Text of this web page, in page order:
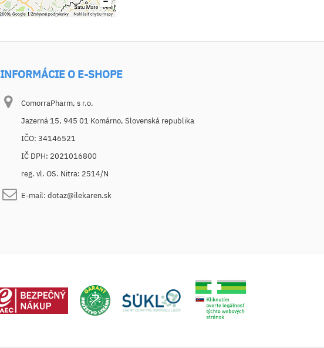
INFORMÁCIE O E-SHOPE
ComorraPharm, s r.o.
Jazerná 15, 945 01 Komárno, Slovenská republika
IČO: 34146521
IČ DPH: 2021016800
reg. vl. OS. Nitra: 2514/N
E-mail: dotaz@ilekaren.sk